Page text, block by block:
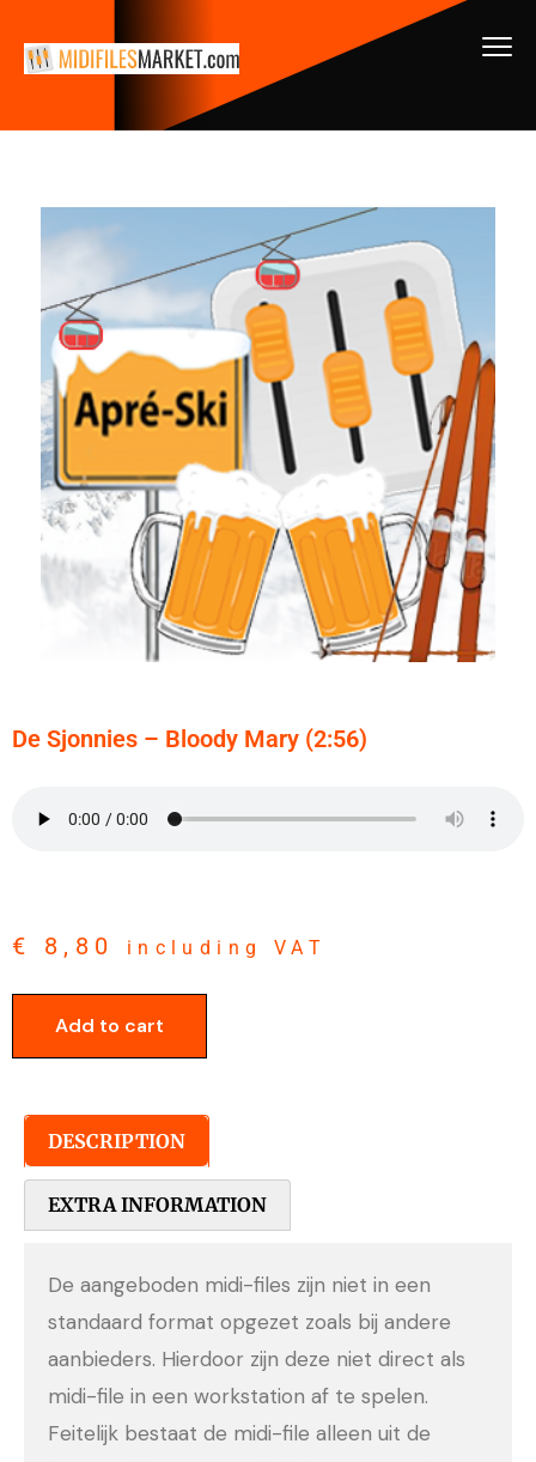
De Sjonnies – Bloody Mary (2:56)
€ 8,80 including VAT
Add to cart
DESCRIPTION
EXTRA INFORMATION
De aangeboden midi-files zijn niet in een
standaard format opgezet zoals bij andere
aanbieders. Hierdoor zijn deze niet direct als
midi-file in een workstation af te spelen.
Feitelijk bestaat de midi-file alleen uit de